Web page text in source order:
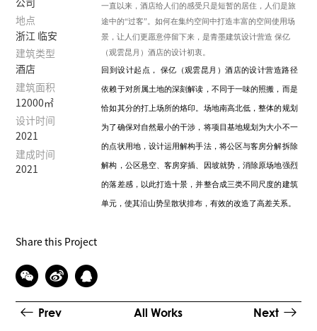
一直以来，酒店给人们的感受只是短暂的居住，人们是旅
途中的“过客”。如何在集约空间中打造丰富的空间使用场
景，让人们更愿意停留下来，是青墨建筑设计营造 保亿
（观雲昆月）酒店的设计初衷。
回到设计起点， 保亿（观雲昆月）酒店的设计营造路径
依赖于对所属土地的深刻解读，不同于一味的照搬，而是
恰如其分的打上场所的烙印。场地南高北低，整体的规划
为了确保对自然最小的干涉，将项目基地规划为大小不一
的点状用地，设计运用解构手法，将公区与客房分解拆除
解构，公区悬空、客房穿插、因坡就势，消除原场地强烈
的落差感，以此打造十景，并整合成三类不同尺度的建筑
单元，使其沿山势呈散状排布，有效的改造了高差关系。
的建造方式将建筑抬离地面，陡坡处建筑体块逐层跌落，
公司
地点
浙江 临安
建筑类型
酒店
建筑面积
12000㎡
设计时间
2021
建成时间
2021
Share this Project
Prev All Works Next